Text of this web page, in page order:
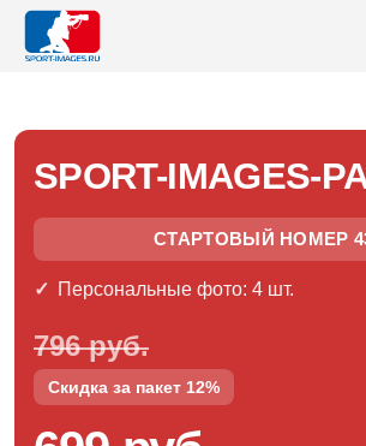
SPORT-IMAGES-
СТАРТОВЫЙ НОМЕР
Персональные фото: 4 шт.
796 руб.
Скидка за пакет 12%